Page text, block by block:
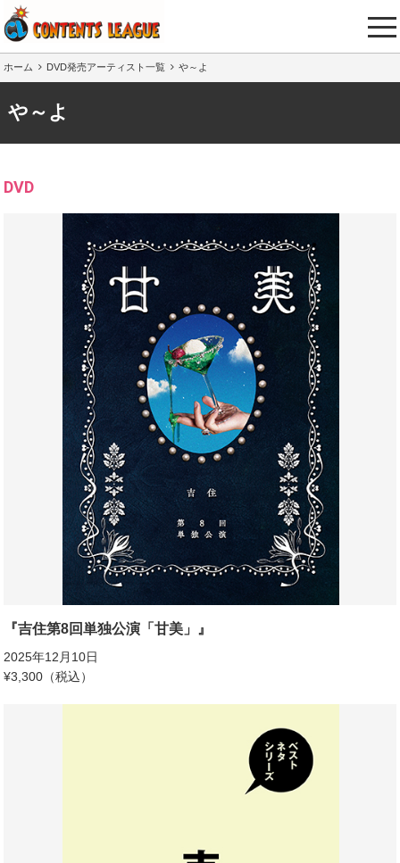
ホーム DVD発売アーティスト一覧 や～よ
や～よ
DVD
『吉住第8回単独公演「甘美」』
2025年12月10日
¥3,300（税込）